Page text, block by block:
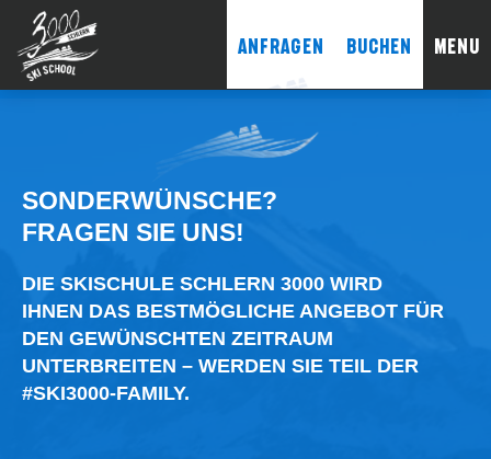
ANFRAGEN BUCHEN MENU
Close
SONDERWÜNSCHE?
FRAGEN SIE UNS!
DIE SKISCHULE SCHLERN 3000 WIRD
IHNEN DAS BESTMÖGLICHE ANGEBOT FÜR
DEN GEWÜNSCHTEN ZEITRAUM
UNTERBREITEN – WERDEN SIE TEIL DER
#SKI3000-FAMILY.